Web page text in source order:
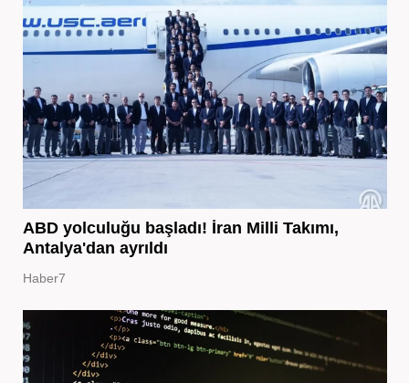
ABD yolculuğu başladı! İran Milli Takımı,
Antalya'dan ayrıldı
Haber7